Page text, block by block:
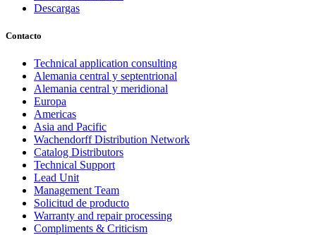
Descargas
Contacto
Technical application consulting
Alemania central y septentrional
Alemania central y meridional
Europa
Americas
Asia and Pacific
Wachendorff Distribution Network
Catalog Distributors
Technical Support
Lead Unit
Management Team
Solicitud de producto
Warranty and repair processing
Compliments & Criticism